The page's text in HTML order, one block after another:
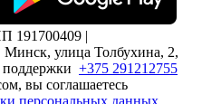
191700409 |
Минск, улица Толбухина, 2,
+375 291212755
вы соглашаетесь
персональных данных.